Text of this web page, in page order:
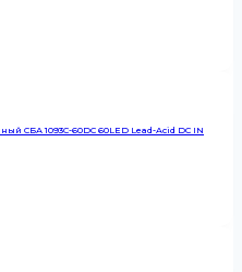
СБА 1093С-60DC 60LED Lead-Acid DC IN